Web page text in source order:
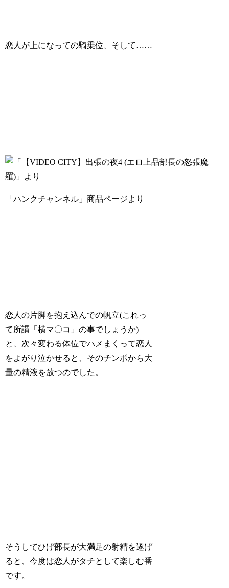
恋人が上になっての騎乗位、そして……
「ハンクチャンネル」商品ページより
恋人の片脚を抱え込んでの帆立(これっ
て所謂「横マ〇コ」の事でしょうか)
と、次々変わる体位でハメまくって恋人
をよがり泣かせると、そのチンポから大
量の精液を放つのでした。
そうしてひげ部長が大満足の射精を遂げ
ると、今度は恋人がタチとして楽しむ番
です。